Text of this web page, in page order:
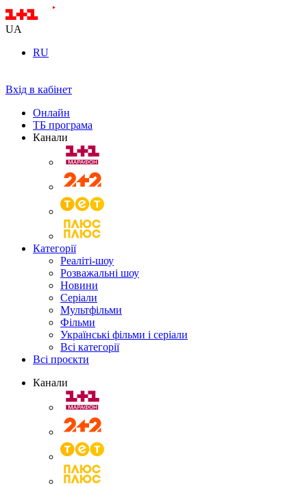
UA
RU
Вхід в кабінет
Онлайн
ТБ програма
Канали
Категорії
Реаліті-шоу
Розважальні шоу
Новини
Серіали
Мультфільми
Фільми
Українські фільми і серіали
Всі категорії
Всі проєкти
Канали